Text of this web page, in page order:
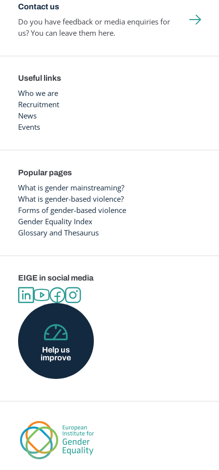
Contact us
Do you have feedback or media enquiries for
us? You can leave them here.
Useful links
Who we are
Recruitment
News
Events
Popular pages
What is gender mainstreaming?
What is gender-based violence?
Forms of gender-based violence
Gender Equality Index
Glossary and Thesaurus
EIGE in social media
Help us
improve